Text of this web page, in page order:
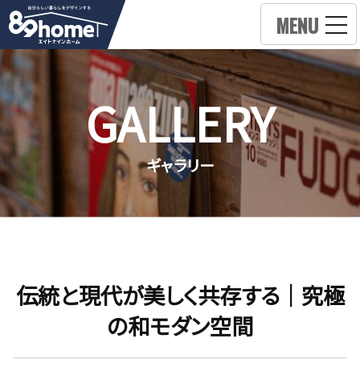
MENU
GALLERY
ギャラリー
伝統と現代が美しく共存する｜究極
の和モダン空間